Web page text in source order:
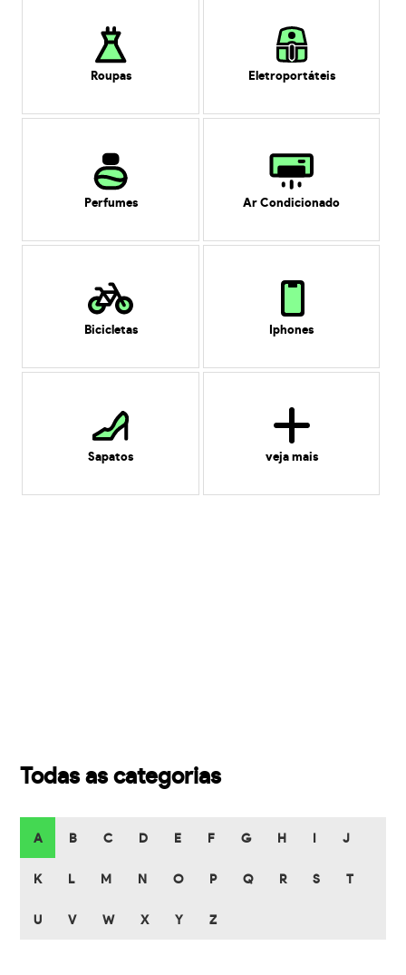
Roupas Eletroportáteis
Perfumes Ar Condicionado
Bicicletas Iphones
Sapatos veja mais
Todas as categorias
A B C D E F G H J
K L M N O P Q R S T
U V W X Y Z